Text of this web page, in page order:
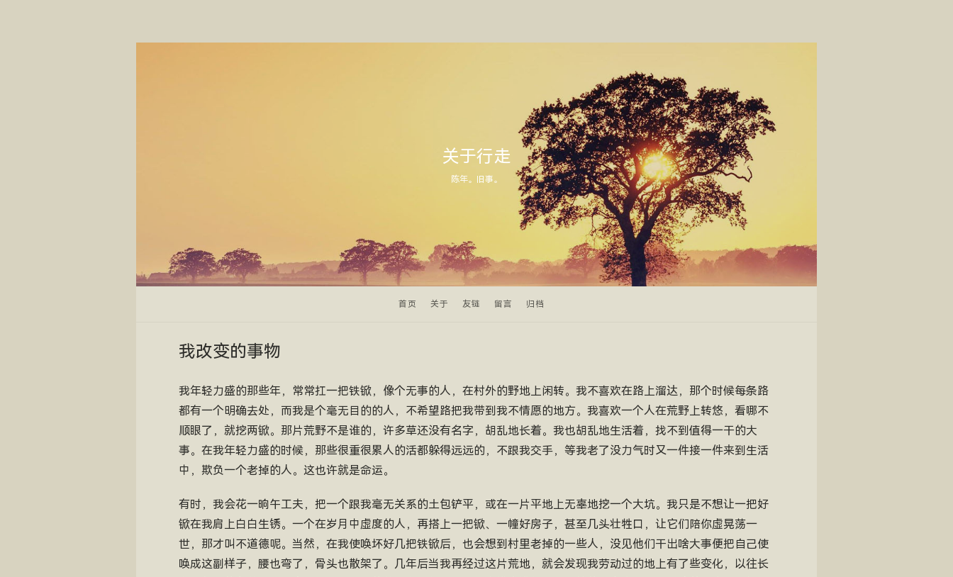
关于行走
陈年。旧事。
首页 关于 友链 留言 归档
我改变的事物
我年轻力盛的那些年，常常扛一把铁锨，像个无事的人，在村外的野地上闲转。我不喜欢在路上溜达，那个时候每条路
都有一个明确去处，而我是个毫无目的的人，不希望路把我带到我不情愿的地方。我喜欢一个人在荒野上转悠，看哪不
顺眼了，就挖两锨。那片荒野不是谁的，许多草还没有名字，胡乱地长着。我也胡乱地生活着，找不到值得一干的大
事。在我年轻力盛的时候，那些很重很累人的活都躲得远远的，不跟我交手，等我老了没力气时又一件接一件来到生活
中，欺负一个老掉的人。这也许就是命运。
有时，我会花一晌午工夫，把一个跟我毫无关系的土包铲平，或在一片平地上无辜地挖一个大坑。我只是不想让一把好
锨在我肩上白白生锈。一个在岁月中虚度的人，再搭上一把锨、一幢好房子，甚至几头壮牲口，让它们陪你虚晃荡一
世，那才叫不道德呢。当然，在我使唤坏好几把铁锨后，也会想到村里老掉的一些人，没见他们干出啥大事便把自己使
唤成这副样子，腰也弯了，骨头也散架了。几年后当我再经过这片荒地，就会发现我劳动过的地上有了些变化，以往长